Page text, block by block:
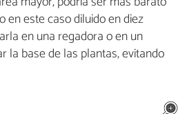
en este caso diluido en diez
en una regadora o en un
la base de las plantas, evitando